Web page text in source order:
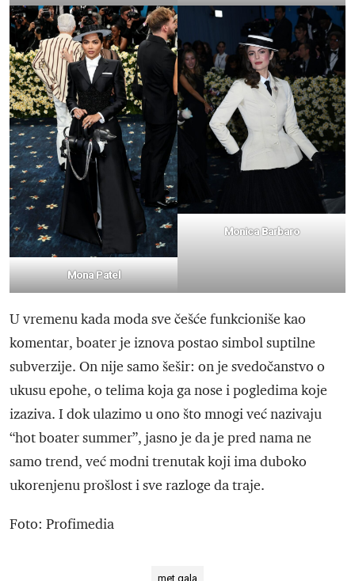
Mona Patel
Monica Barbaro
U vremenu kada moda sve češće funkcioniše kao
komentar, boater je iznova postao simbol suptilne
subverzije. On nije samo šešir: on je svedočanstvo o
ukusu epohe, o telima koja ga nose i pogledima koje
izaziva. I dok ulazimo u ono što mnogi već nazivaju
“hot boater summer”, jasno je da je pred nama ne
samo trend, već modni trenutak koji ima duboko
ukorenjenu prošlost i sve razloge da traje.
Foto: Profimedia
met gala